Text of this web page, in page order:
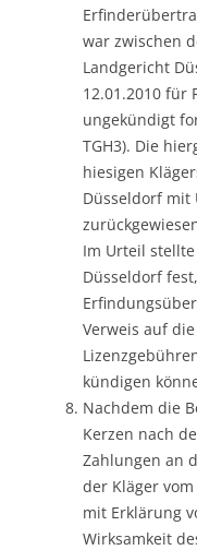
war zwischen
Landgericht
12.01.2010 für
ungekündigt
TGH3). Die
hiesigen
Düsseldorf mit
Im Urteil
Düsseldorf
Verweis auf
kündigen
Nachdem die
Kerzen nach
Zahlungen an
der Kläger
mit Erklärung
Wirksamkeit